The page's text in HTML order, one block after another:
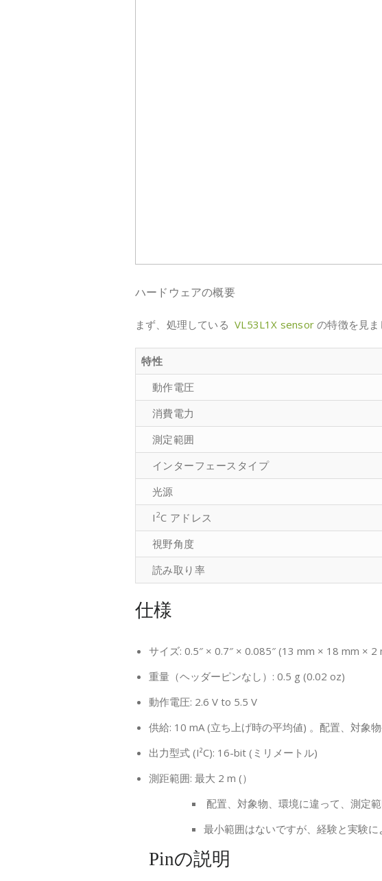
ハードウェアの概要
まず、処理しているVL53L1X sensor の特徴を見ま
特性
動作電圧
消費電力
測定範囲
インターフェースタイプ
光源
I 2C アドレス
視野角度
読み取り率
仕様
サイズ: 0.5″ × 0.7″ × 0.085″ (13 mm × 18 mm × 2
重量（ヘッダーピンなし）: 0.5 g (0.02 oz)
動作電圧: 2.6 V to 5.5 V
供給: 10 mA (立ち上げ時の平均値) 。配置、対象
出力型式 (I²C): 16-bit (ミリメートル)
測距範囲: 最大 2 m (）
配置、対象物、環境に違って、測定範
最小範囲はないですが、経験と実験
Pinの説明